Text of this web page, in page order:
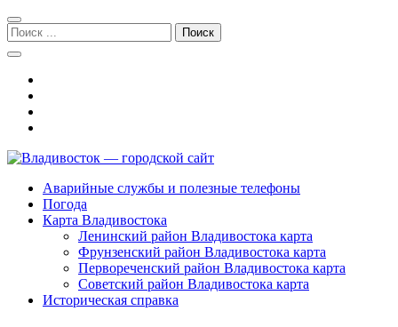
Перейти
к
навигации
Перейти
к
содержимому
Поиск:
Владивосток — городской сайт
Аварийные службы и полезные телефоны
Погода
Карта Владивостока
Ленинский район Владивостока карта
Фрунзенский район Владивостока карта
Первореченский район Владивостока карта
Советский район Владивостока карта
Историческая справка